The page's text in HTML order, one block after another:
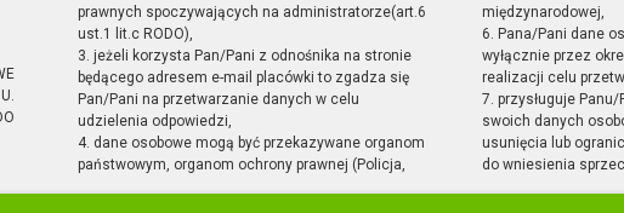
prawnych spoczywających na administratorze(art.6
ust.1 lit.c RODO),
3. jeżeli korzysta Pan/Pani z odnośnika na stronie
będącego adresem e-mail placówki to zgadza się
Pan/Pani na przetwarzanie danych w celu
udzielenia odpowiedzi,
4. dane osobowe mogą być przekazywane organom
państwowym, organom ochrony prawnej (Policja,
międzynarodowej,
6. Pana/Pani dane
wyłącznie przez
realizacji celu
7. przysługuje
swoich danych
usunięcia lub
do wniesienia